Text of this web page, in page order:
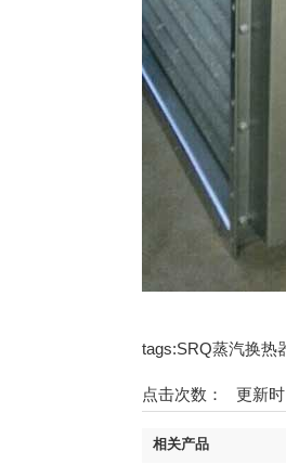
tags:SRQ蒸汽换热
点击次数： 更新时
相关产品